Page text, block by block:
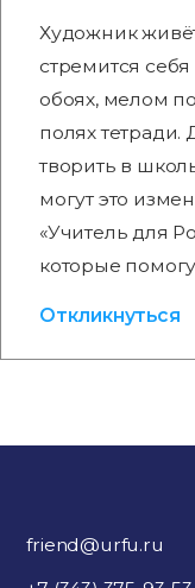
Художник
стремится
обоях, мелом
полях тетради.
творить в
могут это
«Учитель для
которые
Откликнуться
friend@urfu.ru